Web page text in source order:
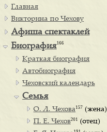
Главная
Викторина по Чехову
Афиша спектаклей
Биография166
Краткая биография
Автобиография
Чеховский календарь
Семья
О. Л. Чехова 157 (жена)
П. Е. Чехов201 (отец)